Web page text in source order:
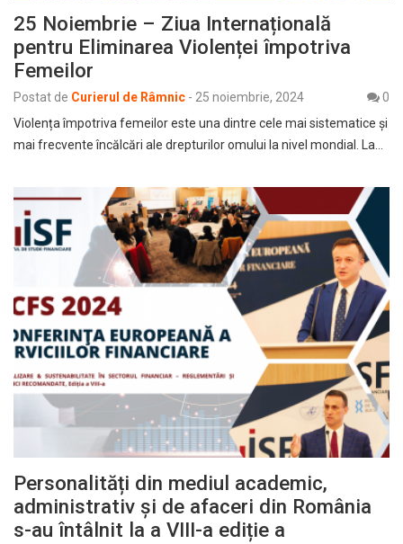
25 Noiembrie – Ziua Internațională
pentru Eliminarea Violenței împotriva
Femeilor
Postat de Curierul de Râmnic - 25 noiembrie, 2024
0
Violența împotriva femeilor este una dintre cele mai sistematice și
mai frecvente încălcări ale drepturilor omului la nivel mondial. La…
Personalități din mediul academic,
administrativ și de afaceri din România
s-au întâlnit la a VIII-a ediție a